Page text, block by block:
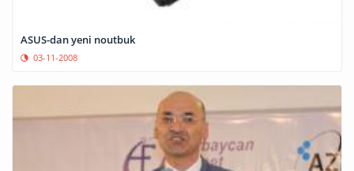
ASUS-dan yeni noutbuk
03-11-2008